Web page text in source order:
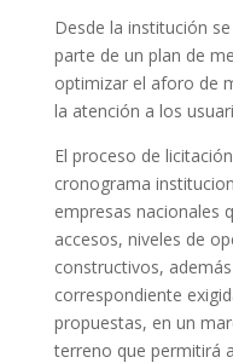
Desde la institución
parte de un plan de
optimizar el aforo de
la atención a los
El proceso de
cronograma
empresas nacionales
accesos, niveles de
constructivos,
correspondiente
propuestas, en un
terreno que permitirá